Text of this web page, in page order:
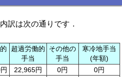
訳は次の通りです．
超過労働的
手当
その他の
手当
寒冷地手当
(年額)
22,965円 0円
0円